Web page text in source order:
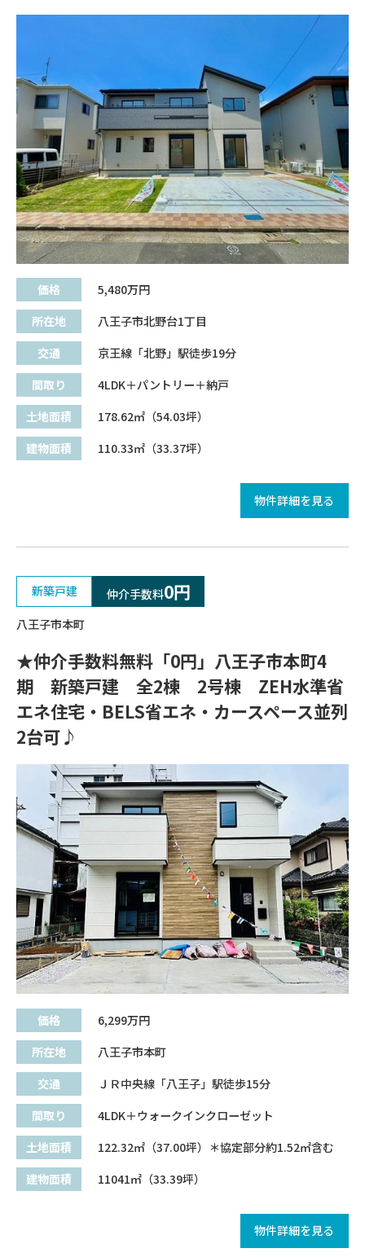
価格 5,480万円
所在地
八王子市北野台1丁目
交通
京王線「北野」駅徒歩19分
間取り
4LDK＋パントリー＋納戸
土地面積
178.62㎡（54.03坪）
建物面積
110.33㎡（33.37坪）
物件詳細を見る
新築戸建 仲介手数料0円
八王子市本町
★仲介手数料無料「0円」八王子市本町4
期 新築戸建 全2棟 2号棟 ZEH水準省
エネ住宅・BELS省エネ・カースペース並列
2台可♪
価格 6,299万円
所在地
八王子市本町
交通
ＪＲ中央線「八王子」駅徒歩15分
間取り
4LDK＋ウォークインクローゼット
土地面積
122.32㎡（37.00坪）＊協定部分約1.52㎡含む
建物面積
11041㎡（33.39坪）
物件詳細を見る